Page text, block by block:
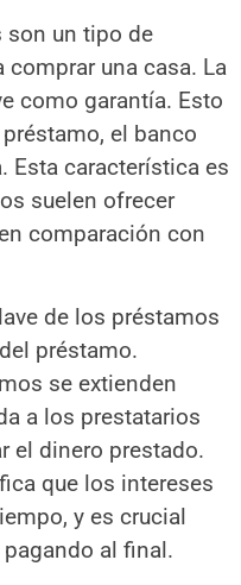
son un tipo de
comprar una casa. La
como garantía. Esto
el banco
Esta característica es
suelen ofrecer
comparación con
de los préstamos
préstamo.
se extienden
a los prestatarios
el dinero prestado.
que los intereses
y es crucial
al final.